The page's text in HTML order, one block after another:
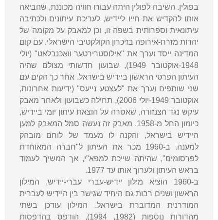
בפולין. השיבה לפולין היתה עבורו חוויה מכוננת, שהביאה
אותו להקדיש את חייו ליידיש, לעריכת עיתונים ולכתיבה
עיתונאית וספרותית בשפה זו, וכן למאבק על מקומה של
יהדות מזרח-אירופה בזיכרון הקולקטיבי הישראלי. עם קום
המדינה ייסד וערך את "אילוסטרירטער וואכנבלאט" (יולי
1948-אוקטובר 1949), שבועון חדשותי מצולם שהיה
העיתון הפרטי הראשון ביידיש בישראל. אחר כך הקים עם
שני שותפים וערך את "לעצטע נייעס" (ידיעות אחרונות,
אוקטובר 1949-יולי 2006), תחילה כשבועון ולאחר מאבק
עיקש נגד הצנזורה, שאסרה על הוצאת עיתון יומי ביידיש,
כיומון החל מ-1958. מאבק זה נעשה סמל המאבק למען
היידיש בישראל, והקנה לו מעמד של לוחם מובהק
למענה. ב-1960 מכר את העיתון ל"חברה המאוחדת
לפרסומים", שהיתה שייכת למפא"י, אך המשיך לעמוד
בראש העיתון ולערוך אותו עד 1977.
ב-1960 הוציא מילון יידיש-עברי עברי-יידיש, המילון
הראשון ושנים רבות גם היחיד שגישר בין היידיש לעברית
המודרנית המדוברת בישראל. המילון עודכן בשתי
מהדורות נוספות (1982, 1994), הודפס בהדפסות